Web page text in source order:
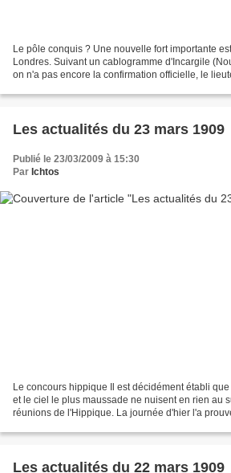
Le pôle conquis ? Une nouvelle fort importante
Londres. Suivant un cablogramme d'Incargile
on n'a pas encore la confirmation officielle, le
Les actualités du 23 mars 1909
Publié le 23/03/2009 à 15:30
Par Ichtos
Le concours hippique Il est décidément établi
et le ciel le plus maussade ne nuisent en rien au
réunions de l'Hippique. La journée d'hier l'a
Les actualités du 22 mars 1909